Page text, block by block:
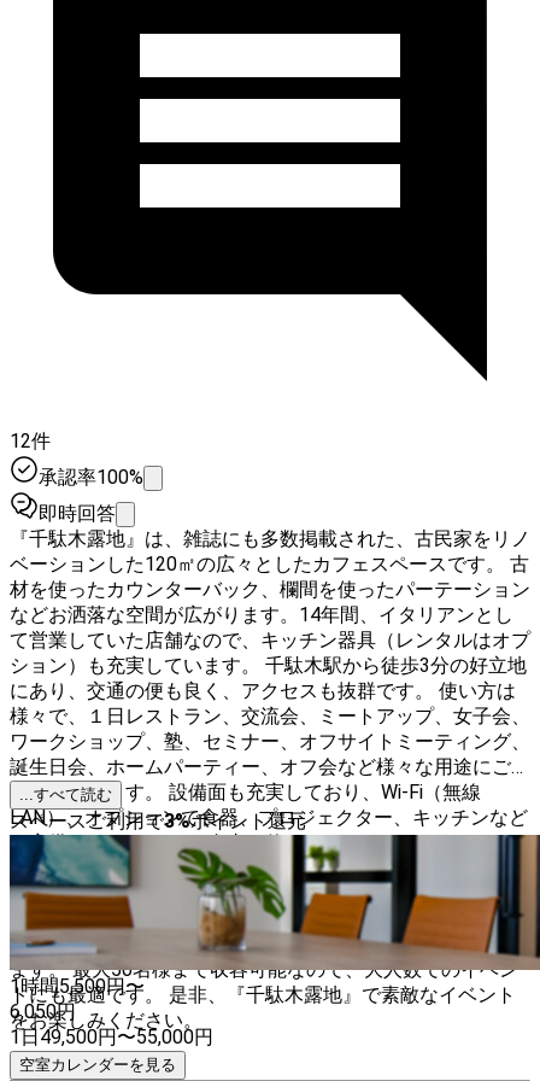
12件
承認率100%
即時回答
『千駄木露地』は、雑誌にも多数掲載された、古民家をリノ
ベーションした120㎡の広々としたカフェスペースです。 古
材を使ったカウンターバック、欄間を使ったパーテーション
などお洒落な空間が広がります。14年間、イタリアンとし
て営業していた店舗なので、キッチン器具（レンタルはオプ
ション）も充実しています。 千駄木駅から徒歩3分の好立地
にあり、交通の便も良く、アクセスも抜群です。 使い方は
様々で、１日レストラン、交流会、ミートアップ、女子会、
ワークショップ、塾、セミナー、オフサイトミーティング、
誕生日会、ホームパーティー、オフ会など様々な用途にご利
用いただけます。 設備面も充実しており、Wi-Fi（無線
LAN）、オプションで食器、プロジェクター、キッチンなど
も完備しております。 自由に使っていただけるよう、セッ
ティングやレイアウトの変更も可能です。 また、元々古民
家イタリアンカフェということで、落ち着いた雰囲気と、木
のぬくもりを感じられる空間になっています。 自然光もた
っぷりと入り、心地よい空間でゆったりとお過ごしいただけ
ます。 最大50名様まで収容可能なので、大人数でのイベン
トにも最適です。 是非、『千駄木露地』で素敵なイベント
をお楽しみください。
...すべて読む
スペースご利用で3%ポイント還元
1時間5,500円〜
6,050円
1日49,500円〜55,000円
空室カレンダーを見る